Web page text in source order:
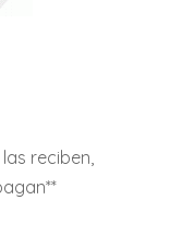
reciben,